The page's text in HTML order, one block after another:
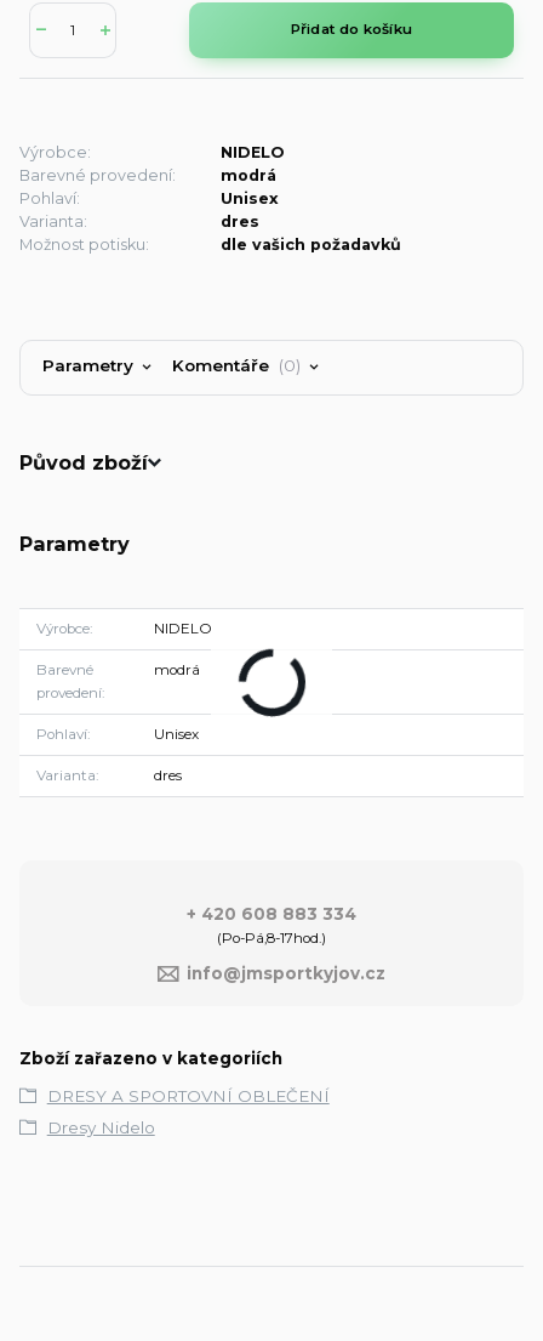
Přidat do košíku
Výrobce:
NIDELO
Barevné provedení:
modrá
Pohlaví:
Unisex
Varianta:
dres
Možnost potisku:
dle vašich požadavků
Parametry Komentáře 0
Původ zboží
Parametry
Výrobce NIDELO
Barevné
provedení
modrá
Pohlaví Unisex
Varianta dres
+ 420 608 883 334
(Po-Pá,8-17hod.)
info@jmsportkyjov.cz
Zboží zařazeno v kategoriích
DRESY A SPORTOVNÍ OBLEČENÍ
Dresy Nidelo